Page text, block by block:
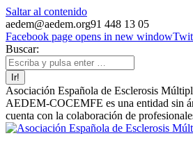
Saltar al contenido
aedem@aedem.org91 448 13 05
Facebook page opens in new window
Buscar:
Asociación Española de Esclerosis
AEDEM-COCEMFE es una entidad sin
cuenta con la colaboración de